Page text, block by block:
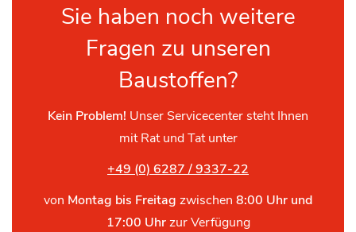
Sie haben noch weitere
Fragen zu unseren
Baustoffen?
Kein Problem! Unser Servicecenter steht Ihnen
mit Rat und Tat unter
+49 (0) 6287 / 9337-22
von Montag bis Freitag zwischen 8:00 Uhr und
17:00 Uhrzur Verfügung